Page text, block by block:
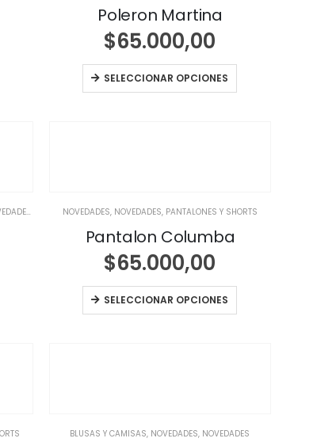
Poleron Martina
$65.000,00
SELECCIONAR OPCIONES
NOVEDADESNOVEDADES, NOVEDADES, PANTALONES Y SHORTS
Pantalon Columba
$65.000,00
SELECCIONAR OPCIONES
BLUSAS Y CAMISAS, NOVEDADES, NOVEDADES